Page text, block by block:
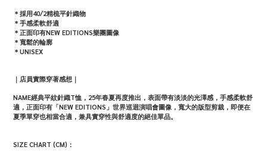
＊採用40/2精梳平針織物
＊手感柔軟舒適
＊正面印有NEW EDITIONS樂團圖像
＊寬鬆的輪廓
＊UNISEX
｜店員實際穿著感想｜
NAME經典平紋針織T恤，25年春夏再度推出， 表面帶有淡淡的光澤感， 手感柔軟舒
適，正面印有「NEW EDITIONS」世界巡迴演唱會圖像，寬大的版型剪裁，即便在
夏季單穿也相當合適，兼具實穿性與舒適度的絕佳單品。
SIZE CHART (CM)：